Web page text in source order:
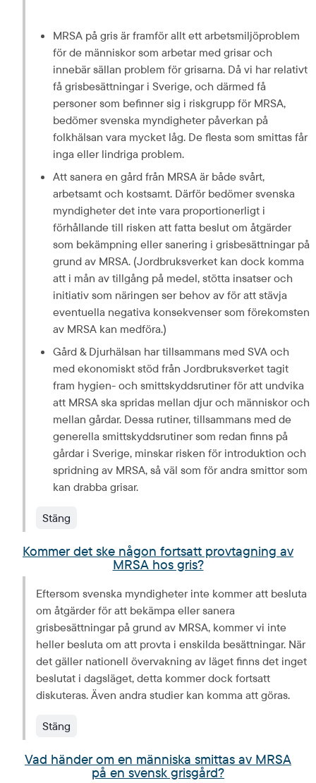
MRSA på gris är framför allt ett arbetsmiljöproblem
för de människor som arbetar med grisar och
innebär sällan problem för grisarna. Då vi har relativt
få grisbesättningar i Sverige, och därmed få
personer som befinner sig i riskgrupp för MRSA,
bedömer svenska myndigheter påverkan på
folkhälsan vara mycket låg. De flesta som smittas får
inga eller lindriga problem.
Att sanera en gård från MRSA är både svårt,
arbetsamt och kostsamt. Därför bedömer svenska
myndigheter det inte vara proportionerligt i
förhållande till risken att fatta beslut om åtgärder
som bekämpning eller sanering i grisbesättningar på
grund av MRSA. (Jordbruksverket kan dock komma
att i mån av tillgång på medel, stötta insatser och
initiativ som näringen ser behov av för att stävja
eventuella negativa konsekvenser som förekomsten
av MRSA kan medföra.)
Gård & Djurhälsan har tillsammans med SVA och
med ekonomiskt stöd från Jordbruksverket tagit
fram hygien- och smittskyddsrutiner för att undvika
att MRSA ska spridas mellan djur och människor och
mellan gårdar. Dessa rutiner, tillsammans med de
generella smittskyddsrutiner som redan finns på
gårdar i Sverige, minskar risken för introduktion och
spridning av MRSA, så väl som för andra smittor som
kan drabba grisar.
Stäng
Kommer det ske någon fortsatt provtagning av
MRSA hos gris?
Eftersom svenska myndigheter inte kommer att besluta
om åtgärder för att bekämpa eller sanera
grisbesättningar på grund av MRSA, kommer vi inte
heller besluta om att provta i enskilda besättningar. När
det gäller nationell övervakning av läget finns det inget
beslutat i dagsläget, detta kommer dock fortsatt
diskuteras. Även andra studier kan komma att göras.
Stäng
Vad händer om en människa smittas av MRSA
på en svensk grisgård?